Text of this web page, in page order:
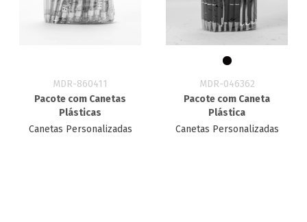
MDR-860411
Pacote com Canetas
Plásticas
Canetas Personalizadas
MDR-046362
Pacote com Caneta
Plástica
Canetas Personalizadas